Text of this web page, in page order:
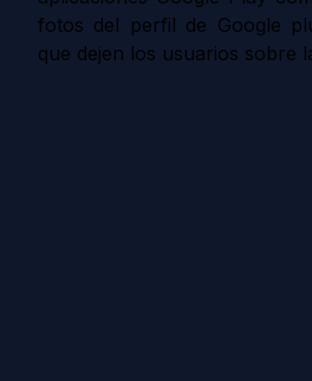
fotos del perfil de Google
que dejen los usuarios sobre